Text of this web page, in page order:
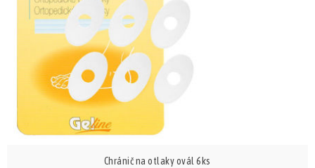
Chránič na otlaky ovál 6ks